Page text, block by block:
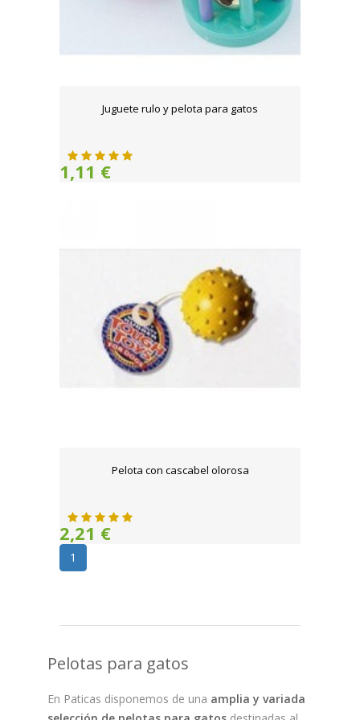
Juguete rulo y pelota para gatos
1,11 €
Pelota con cascabel olorosa
2,21 €
1
Pelotas para gatos
En Paticas disponemos de una amplia y variada